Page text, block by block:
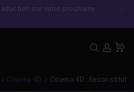
sur votre prochaine
Cinema 4D Cinema 4D :